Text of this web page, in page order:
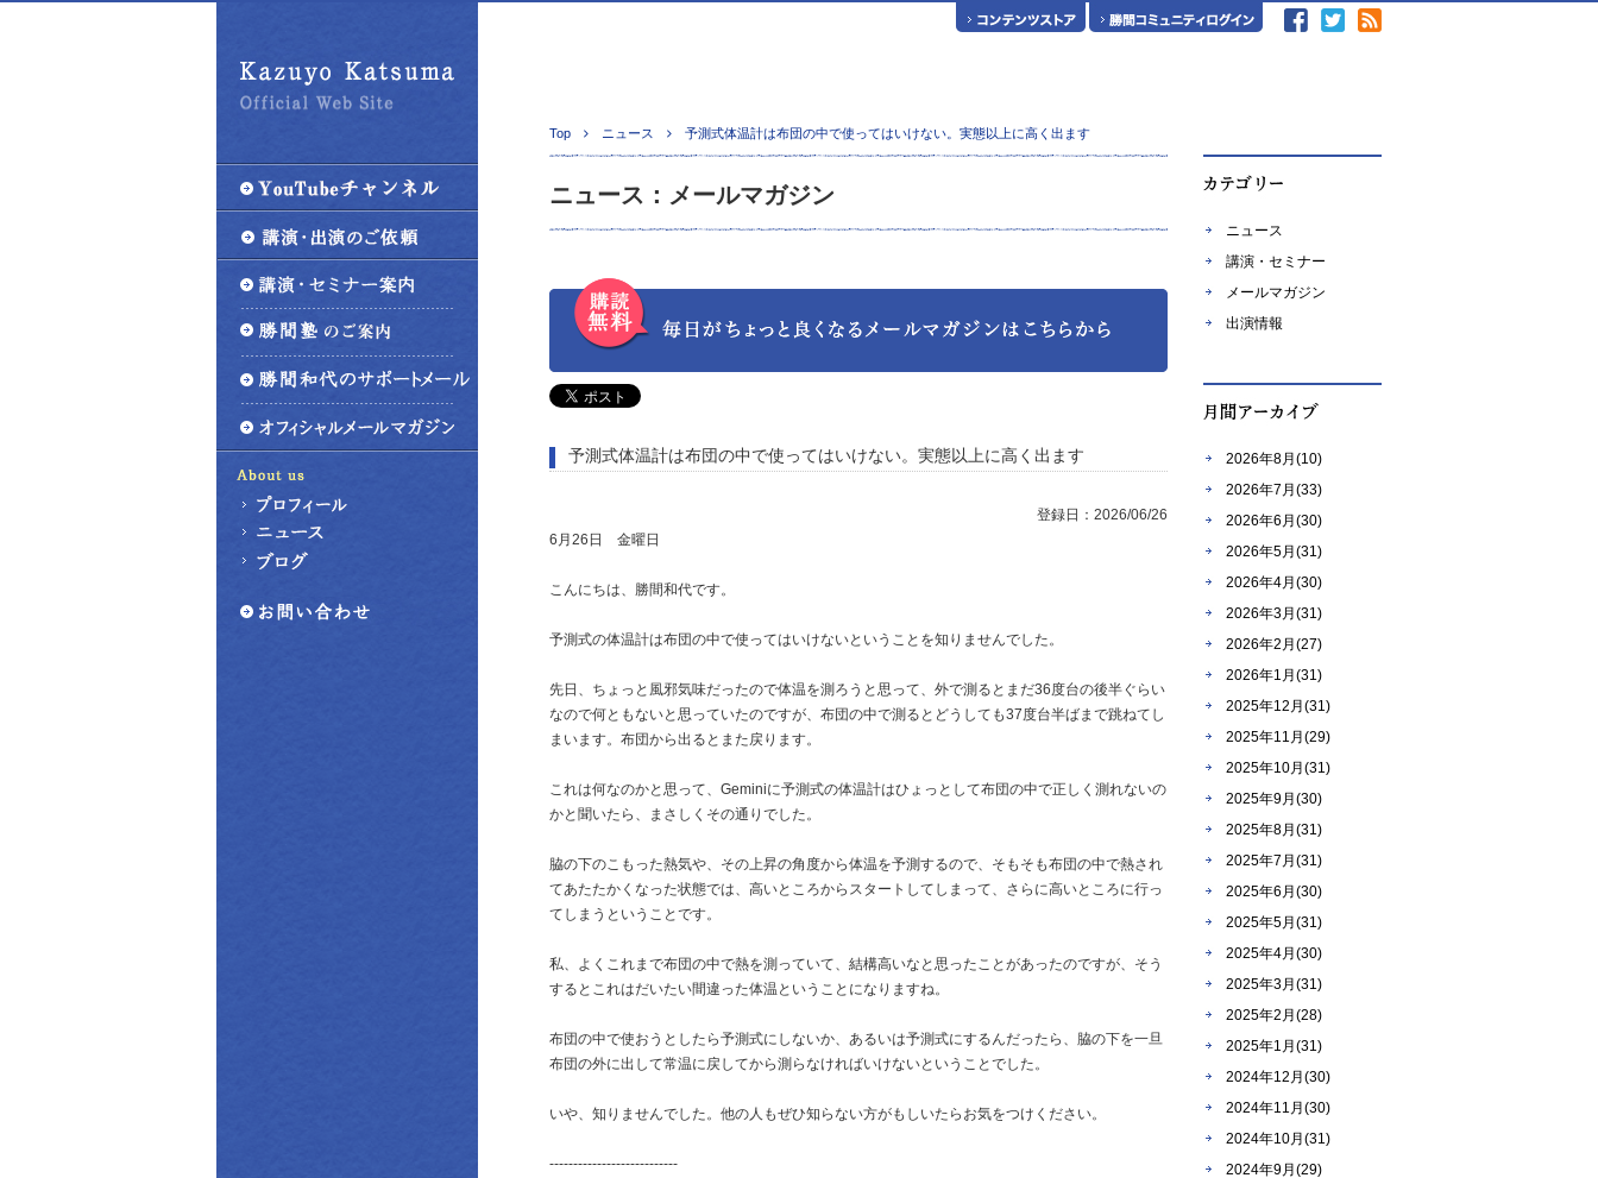
ニュース
講演・セミナー
メールマガジン
出演情報
2026年8月(10)
2026年7月(33)
2026年6月(30)
2026年5月(31)
2026年4月(30)
2026年3月(31)
2026年2月(27)
2026年1月(31)
2025年12月(31)
2025年11月(29)
2025年10月(31)
2025年9月(30)
2025年8月(31)
2025年7月(31)
2025年6月(30)
2025年5月(31)
2025年4月(30)
2025年3月(31)
2025年2月(28)
2025年1月(31)
2024年12月(30)
2024年11月(30)
2024年10月(31)
2024年9月(29)
Top ニュース 予測式体温計は布団の中で使ってはいけない。実態以上に高く出ます
ニュース：メールマガジン
予測式体温計は布団の中で使ってはいけない。実態以上に高く出ます
登録日：2026/06/26
6月26日 金曜日
こんにちは、勝間和代です。
予測式の体温計は布団の中で使ってはいけないということを知りませんでした。
先日、ちょっと風邪気味だったので体温を測ろうと思って、外で測るとまだ36度台の後半ぐらい
なので何ともないと思っていたのですが、布団の中で測るとどうしても37度台半ばまで跳ねてし
まいます。布団から出るとまた戻ります。
これは何なのかと思って、Geminiに予測式の体温計はひょっとして布団の中で正しく測れないの
かと聞いたら、まさしくその通りでした。
脇の下のこもった熱気や、その上昇の角度から体温を予測するので、そもそも布団の中で熱され
てあたたかくなった状態では、高いところからスタートしてしまって、さらに高いところに行っ
てしまうということです。
私、よくこれまで布団の中で熱を測っていて、結構高いなと思ったことがあったのですが、そう
するとこれはだいたい間違った体温ということになりますね。
布団の中で使おうとしたら予測式にしないか、あるいは予測式にするんだったら、脇の下を一旦
布団の外に出して常温に戻してから測らなければいけないということでした。
いや、知りませんでした。他の人もぜひ知らない方がもしいたらお気をつけください。
---------------------------